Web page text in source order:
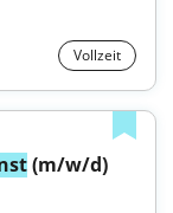
Vollzeit
(m/w/d)